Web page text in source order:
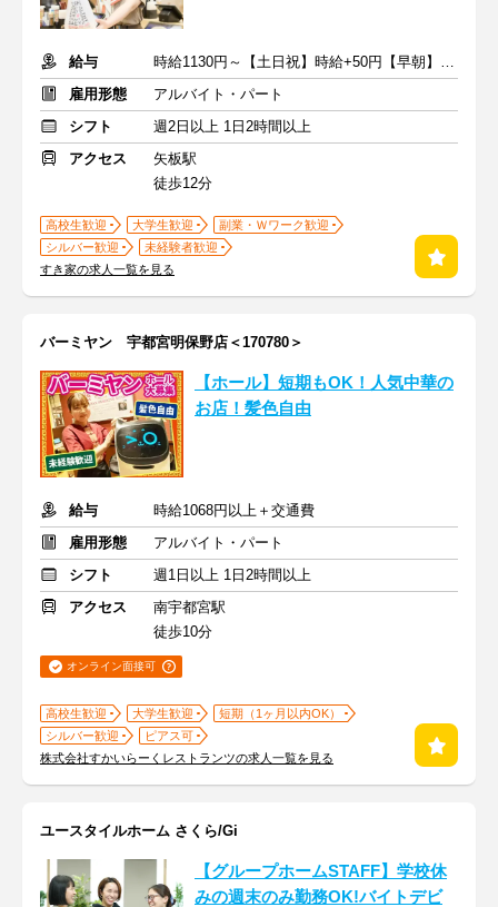
給与
時給1130円～【土日祝】時給+50円【早朝】時給+150円
雇用形態
アルバイト・パート
シフト
週2日以上 1日2時間以上
アクセス
矢板駅
徒歩12分
高校生歓迎 大学生歓迎
副業・Ｗワーク歓迎
シルバー歓迎
未経験者歓迎
すき家の求人一覧を見る
バーミヤン 宇都宮明保野店＜170780＞
【ホール】短期もOK！人気中華の
お店！髪色自由
給与
時給1068円以上＋交通費
雇用形態
アルバイト・パート
シフト
週1日以上 1日2時間以上
アクセス
南宇都宮駅
徒歩10分
オンライン面接可
高校生歓迎 大学生歓迎
短期（1ヶ月以内OK）
シルバー歓迎
ピアス可
株式会社すかいらーくレストランツの求人一覧を見る
ユースタイルホーム さくら/Gi
【グループホームSTAFF】学校休
みの週末のみ勤務OK!バイトデビ